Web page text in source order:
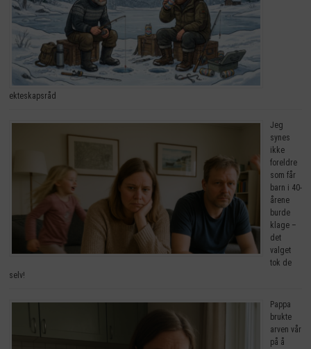
ekteskapsråd
Jeg
synes
ikke
foreldre
som får
barn i 40-
årene
burde
klage –
det
valget
tok de
selv!
Pappa
brukte
arven vår
på å